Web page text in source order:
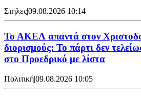
Στήλες|09.08.2026 10:14
Το ΑΚΕΛ απαντά στον
διορισμούς: Το πάρτι δεν
στο Προεδρικό με λίστα
Πολιτική|09.08.2026 10:05